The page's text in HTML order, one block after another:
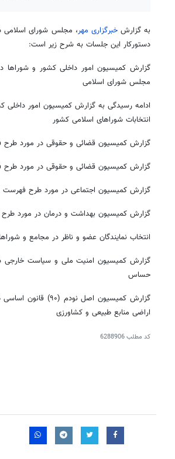
به گزارش خبرگزاری مهر، مجلس شورای اسلامی
دستورکار این جلسات به شرح زیر است:
مجلس شورای اسلامی
ادامه رسیدگی به گزارش کمیسیون امور داخلی
انتخابات شوراهای اسلامی کشور
گزارش کمیسیون قضائی و حقوقی در مورد طرح
گزارش کمیسیون قضائی و حقوقی در مورد طرح
گزارش کمیسیون اجتماعی در مورد طرح فهرست
گزارش کمیسیون بهداشت و درمان در مورد طرح
انتخاب نمایندگان عضو و ناظر در مجامع و شوراها
گزارش کمیسیون امنیت ملی و سیاست خارجی
حساس
گزارش کمیسیون اصل نودم
(۹۰) قانون
اراضی منابع طبیعی و کشاورزی
کد مطلب6288906